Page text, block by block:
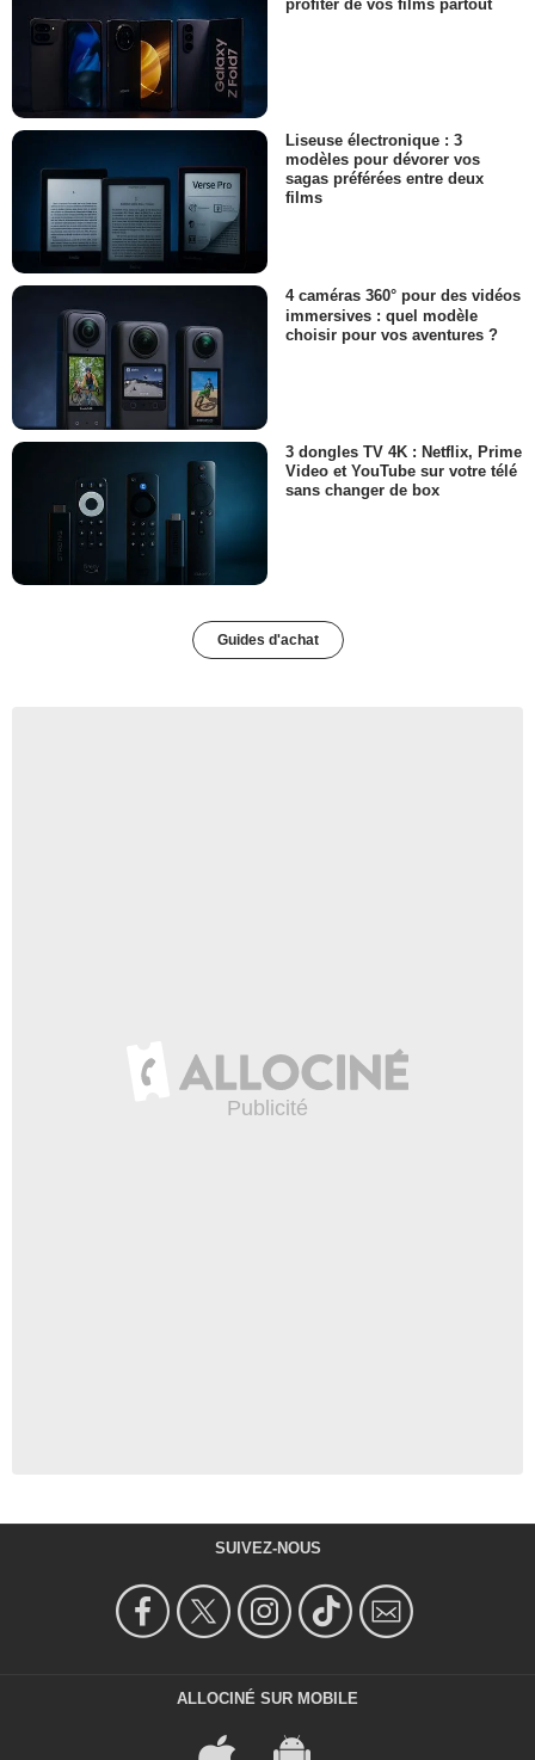
profiter de vos films partout
Liseuse électronique : 3
modèles pour dévorer vos
sagas préférées entre deux
films
4 caméras 360° pour des vidéos
immersives : quel modèle
choisir pour vos aventures ?
3 dongles TV 4K : Netflix, Prime
Video et YouTube sur votre télé
sans changer de box
Guides d'achat
SUIVEZ-NOUS
ALLOCINÉ SUR MOBILE